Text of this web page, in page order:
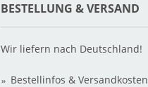
BESTELLUNG & VERSAND
Wir liefern nach Deutschland!
Bestellinfos & Versandkosten